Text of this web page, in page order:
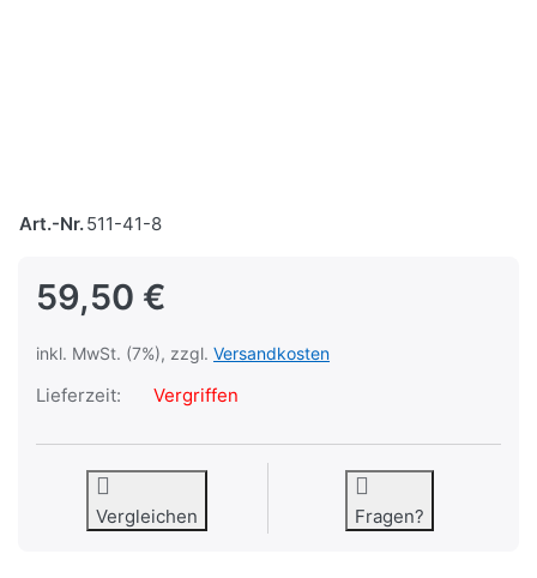
Art.-Nr.511-41-8
59,50 €
inkl. MwSt. (7%), zzgl. Versandkosten
Lieferzeit: Vergriffen
Vergleichen Fragen?